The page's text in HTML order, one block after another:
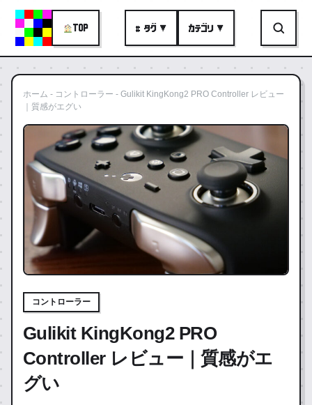
TOP # タグ ▼ カテゴリ ▼
ホーム - コントローラー - Gulikit KingKong2 PRO Controller レビュー
｜質感がエグい
コントローラー
Gulikit KingKong2 PRO
Controller レビュー｜質感がエ
グい